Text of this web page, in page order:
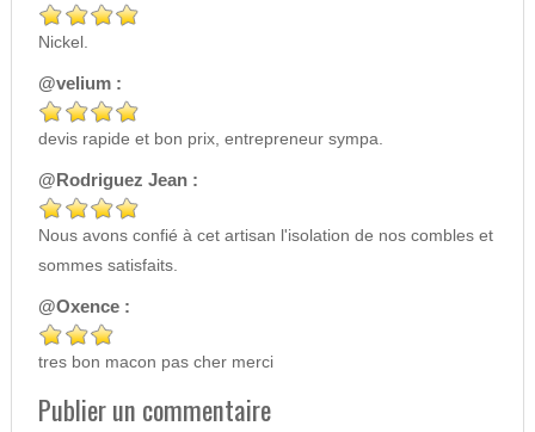
Nickel.
@velium :
devis rapide et bon prix, entrepreneur sympa.
@Rodriguez Jean :
Nous avons confié à cet artisan l'isolation de nos combles et
sommes satisfaits.
@Oxence :
tres bon macon pas cher merci
Publier un commentaire